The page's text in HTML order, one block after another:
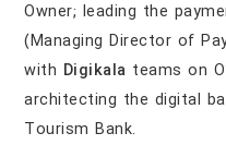
Owner; leading the
(Managing Director of
with Digikala teams on
architecting the digital
Tourism Bank.